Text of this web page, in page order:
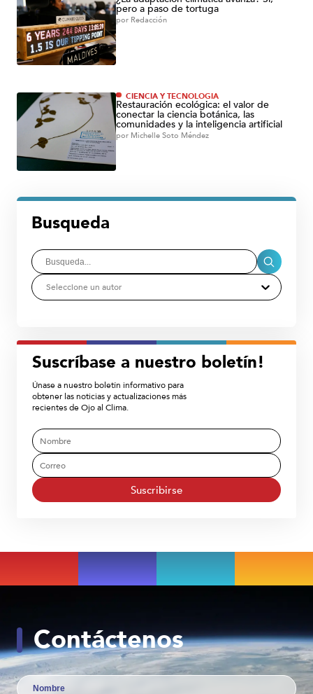
pero a paso de tortuga
por Redacción
CIENCIA Y TECNOLOGÍA
Restauración ecológica: el valor de
conectar la ciencia botánica, las
comunidades y la inteligencia artificial
por Michelle Soto Méndez
Busqueda
Seleccione un autor
Suscríbase a nuestro boletín!
Únase a nuestro boletín informativo para
obtener las noticias y actualizaciones más
recientes de Ojo al Clima.
Suscribirse
Contáctenos